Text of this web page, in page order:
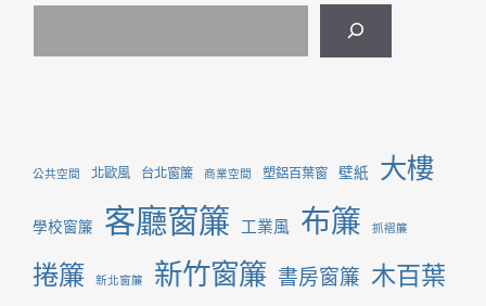
公共空間 北歐風 台北窗簾 商業空間 塑鋁百葉窗 壁紙 大樓
學校窗簾 客廳窗簾 工業風 布簾 抓褶簾
捲簾 新北窗簾 新竹窗簾 書房窗簾 木百葉